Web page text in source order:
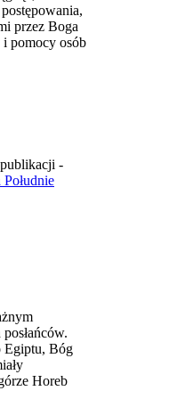
przez Boga
i pomocy osób
-
Południe
Egiptu, Bóg
Horeb